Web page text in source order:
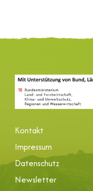
Kontakt
Impressum
Datenschutz
Newsletter